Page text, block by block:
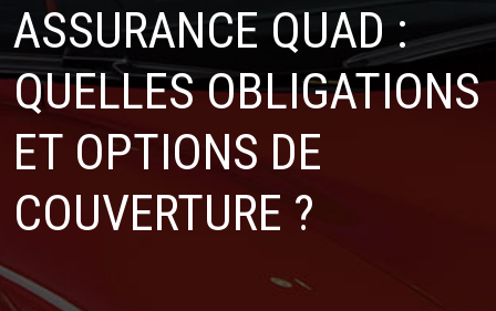
ASSURANCE QUAD :
QUELLES OBLIGATIONS
ET OPTIONS DE
COUVERTURE ?